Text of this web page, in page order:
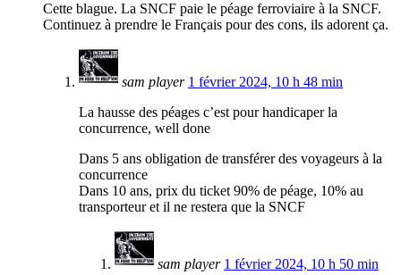
Cette blague. La SNCF paie le péage ferroviaire à la SNCF.
Continuez à prendre le Français pour des cons, ils adorent ça.
sam player 1 février 2024, 10 h 48 min
La hausse des péages c’est pour handicaper la
concurrence, well done
Dans 5 ans obligation de transférer des voyageurs à la
concurrence
Dans 10 ans, prix du ticket 90% de péage, 10% au
transporteur et il ne restera que la SNCF
sam player 1 février 2024, 10 h 50 min